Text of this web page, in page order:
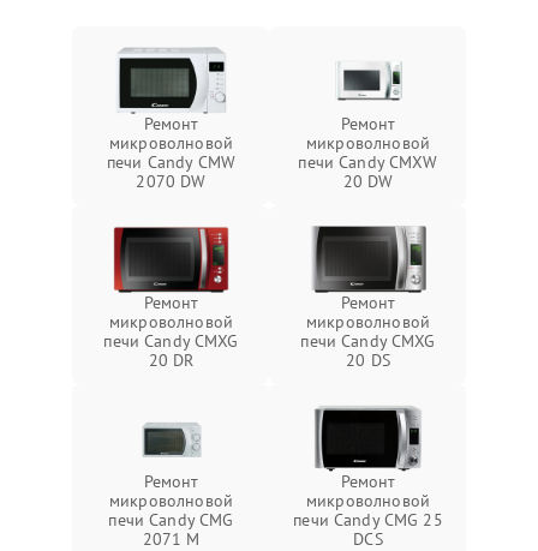
Ремонт
микроволновой
печи Candy CMW
2070 DW
Ремонт
микроволновой
печи Candy CMXW
20 DW
Ремонт
микроволновой
печи Candy CMXG
20 DR
Ремонт
микроволновой
печи Candy CMXG
20 DS
Ремонт
микроволновой
печи Candy CMG
2071 M
Ремонт
микроволновой
печи Candy CMG 25
DCS